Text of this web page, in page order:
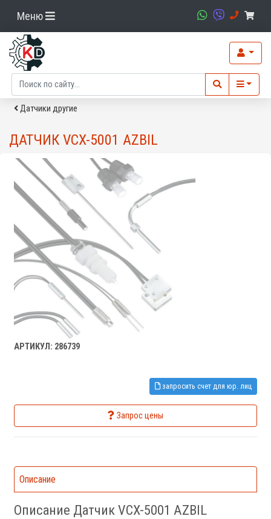
Меню
Датчики другие
ДАТЧИК VCX-5001 AZBIL
АРТИКУЛ: 286739
запросить счет для юр. лиц
Запрос цены
Описание
Описание Датчик VCX-5001 AZBIL